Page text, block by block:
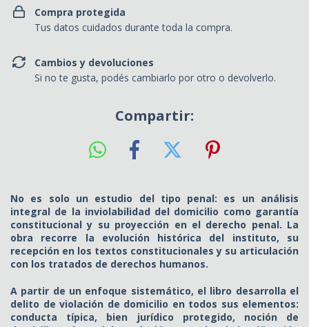
Compra protegida
Tus datos cuidados durante toda la compra.
Cambios y devoluciones
Si no te gusta, podés cambiarlo por otro o devolverlo.
Compartir:
No es solo un estudio del tipo penal: es un análisis
integral de la inviolabilidad del domicilio como garantía
constitucional y su proyección en el derecho penal. La
obra recorre la evolución histórica del instituto, su
recepción en los textos constitucionales y su articulación
con los tratados de derechos humanos.
A partir de un enfoque sistemático, el libro desarrolla el
delito de violación de domicilio en todos sus elementos:
conducta típica, bien jurídico protegido, noción de